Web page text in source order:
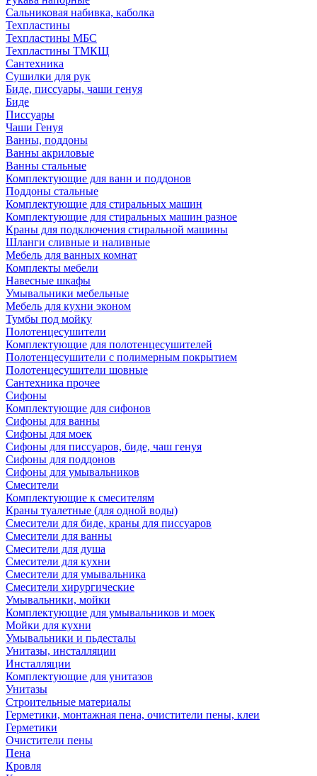
Сальниковая набивка, каболка
Техпластины
Техпластины МБС
Техпластины ТМКЩ
Сантехника
Сушилки для рук
Биде, писсуары, чаши генуя
Биде
Писсуары
Чаши Генуя
Ванны, поддоны
Ванны акриловые
Ванны стальные
Комплектующие для ванн и поддонов
Поддоны стальные
Комплектующие для стиральных машин
Комплектующие для стиральных машин разное
Краны для подключения стиральной машины
Шланги сливные и наливные
Мебель для ванных комнат
Комплекты мебели
Навесные шкафы
Умывальники мебельные
Мебель для кухни эконом
Тумбы под мойку
Полотенцесушители
Комплектующие для полотенцесушителей
Полотенцесушители с полимерным покрытием
Полотенцесушители шовные
Сантехника прочее
Сифоны
Комплектующие для сифонов
Сифоны для ванны
Сифоны для моек
Сифоны для писсуаров, биде, чаш генуя
Сифоны для поддонов
Сифоны для умывальников
Смесители
Комплектующие к смесителям
Краны туалетные (для одной воды)
Смесители для биде, краны для писсуаров
Смесители для ванны
Смесители для душа
Смесители для кухни
Смесители для умывальника
Смесители хирургические
Умывальники, мойки
Комплектующие для умывальников и моек
Мойки для кухни
Умывальники и пьдесталы
Унитазы, инсталляции
Инсталляции
Комплектующие для унитазов
Унитазы
Строительные материалы
Герметики, монтажная пена, очистители пены, клеи
Герметики
Очистители пены
Пена
Кровля